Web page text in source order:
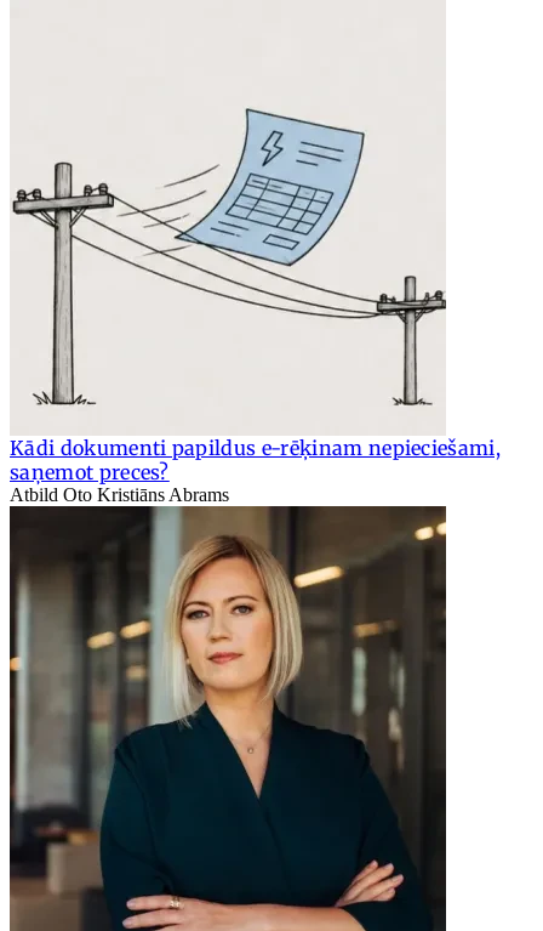
Kādi dokumenti papildus e-rēķinam nepieciešami,
saņemot preces?
Atbild Oto Kristiāns Abrams